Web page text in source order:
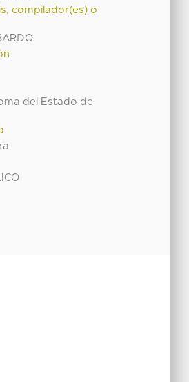
compilador(es) o
del Estado de